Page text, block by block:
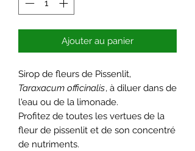
Ajouter au panier
Sirop de fleurs de Pissenlit,
Taraxacum officinalis, à diluer dans de
l'eau ou de la limonade.
Profitez de toutes les vertues de la
fleur de pissenlit et de son concentré
de nutriments.